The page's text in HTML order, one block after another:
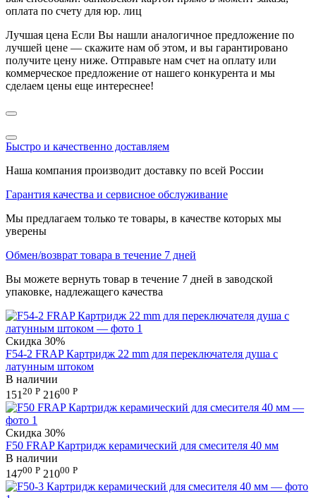
оплата по счету для юр. лиц
Лучшая цена Если Вы нашли аналогичное предложение по
лучшей цене — скажите нам об этом, и вы гарантировано
получите цену ниже. Отправьте нам счет на оплату или
коммерческое предложение от нашего конкурента и мы
сделаем цены еще интереснее!
Быстро и качественно доставляем
Наша компания производит доставку по всей России
Гарантия качества и сервисное обслуживание
Мы предлагаем только те товары, в качестве которых мы
уверены
Обмен/возврат товара в течение 7 дней
Вы можете вернуть товар в течение 7 дней в заводской
упаковке, надлежащего качества
Скидка 30%
F54-2 FRAP Картридж 22 mm для переключателя душа с
латунным штоком
В наличии
151 20 Р 21600 Р
Скидка 30%
F50 FRAP Картридж керамический для смесителя 40 мм
В наличии
14700 Р 21000 Р